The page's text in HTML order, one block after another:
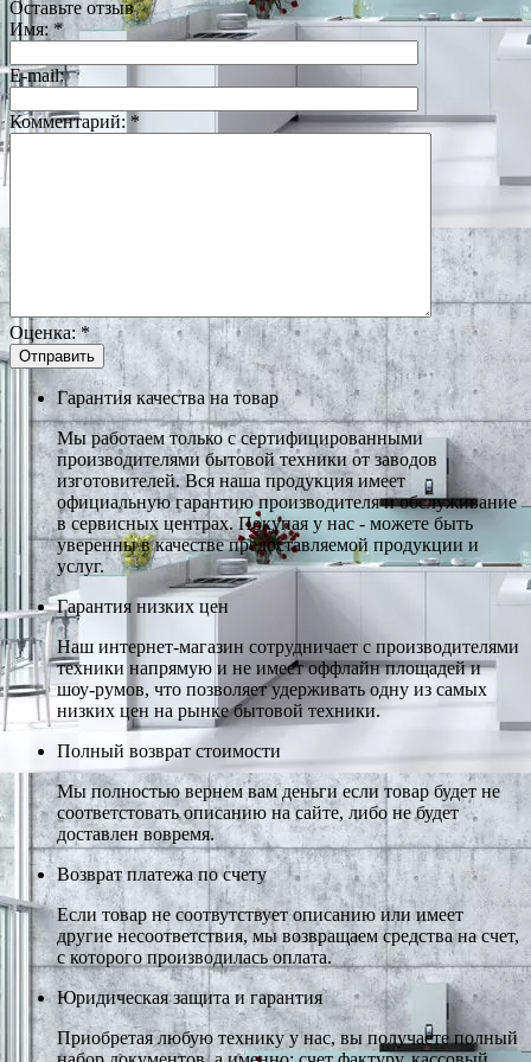
Оставьте отзыв
Имя:*
E-mail:
Комментарий: *
Оценка:*
Гарантия качества на товар
Мы работаем только с сертифицированными
производителями бытовой техники от заводов
изготовителей. Вся наша продукция имеет
официальную гарантию производителя и обслуживание
в сервисных центрах. Покупая у нас - можете быть
уверенны в качестве предоставляемой продукции и
услуг.
Гарантия низких цен
Наш интернет-магазин сотрудничает с производителями
техники напрямую и не имеет оффлайн площадей и
шоу-румов, что позволяет удерживать одну из самых
низких цен на рынке бытовой техники.
Полный возврат стоимости
Мы полностью вернем вам деньги если товар будет не
соответстовать описанию на сайте, либо не будет
доставлен вовремя.
Возврат платежа по счету
Если товар не соотвутствует описанию или имеет
другие несоответствия, мы возвращаем средства на счет,
с которого производилась оплата.
Юридическая защита и гарантия
Приобретая любую технику у нас, вы получаете полный